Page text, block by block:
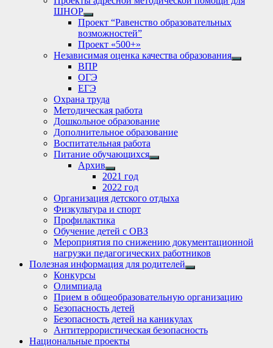
ШНОР
Show
sub
menu
Проект “Равенство образовательных
возможностей”
Проект «500+»
Независимая оценка качества образования
Show
ВПР
ОГЭ
ЕГЭ
Охрана труда
Методическая работа
Дошкольное образование
Дополнительное образование
Воспитательная работа
Питание обучающихся
Show
Архив
Show
sub
menu
2021 год
2022 год
Организация детского отдыха
Физкультура и спорт
Профилактика
Обучение детей с ОВЗ
Мероприятия по снижению документационной
нагрузки педагогических работников
Полезная информация для родителей
Show
Конкурсы
Олимпиада
Прием в общеобразовательную организацию
Безопасность детей
Безопасность детей на каникулах
Антитеррористическая безопасность
Национальные проекты